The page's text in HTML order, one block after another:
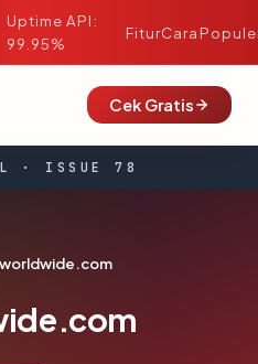
·
Uptime API:
99.95%
FiturCara
Cek Gratis
· ISSUE 78